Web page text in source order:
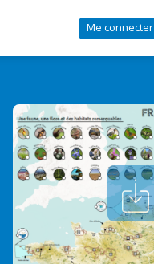
Me connecter